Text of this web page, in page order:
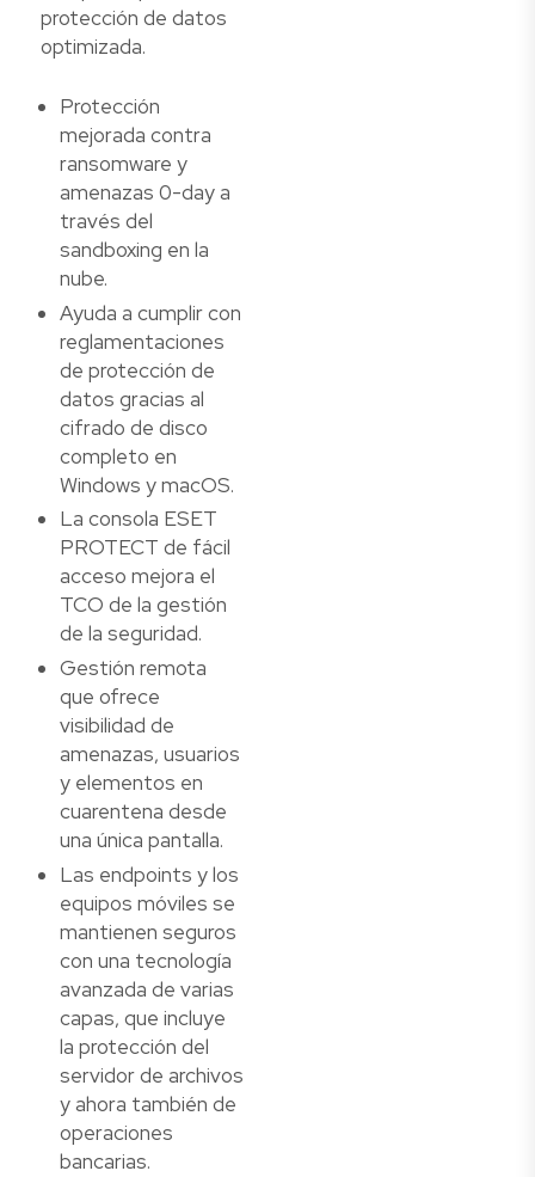
protección de datos
optimizada.
Protección
mejorada contra
ransomware y
amenazas 0-day a
través del
sandboxing en la
nube.
Ayuda a cumplir con
reglamentaciones
de protección de
datos gracias al
cifrado de disco
completo en
Windows y macOS.
La consola ESET
PROTECT de fácil
acceso mejora el
TCO de la gestión
de la seguridad.
Gestión remota
que ofrece
visibilidad de
amenazas, usuarios
y elementos en
cuarentena desde
una única pantalla.
Las endpoints y los
equipos móviles se
mantienen seguros
con una tecnología
avanzada de varias
capas, que incluye
la protección del
servidor de archivos
y ahora también de
operaciones
bancarias.